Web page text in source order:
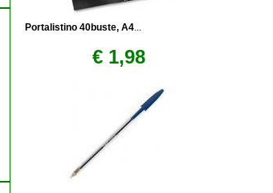
Portalistino 40buste, A4...
€ 1,98